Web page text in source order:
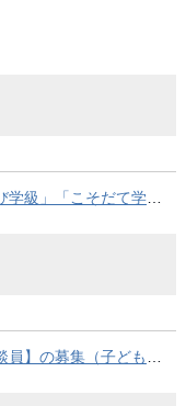
」「はぐくみ学級」のご案内
ども未来部子ども支援課）